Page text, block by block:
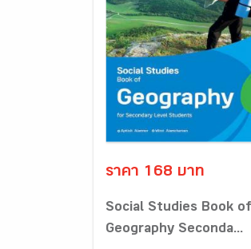
ราคา 168 บาท
Social Studies Book of
Geography Seconda...